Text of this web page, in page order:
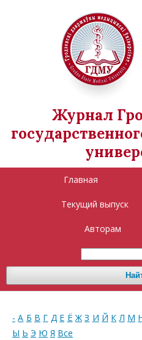
Журнал
Главная
Текущий выпуск
Авторам
- А Б В Г Д Е Ё Ж З И Й К Л М
Ы Ь Э Ю Я Все